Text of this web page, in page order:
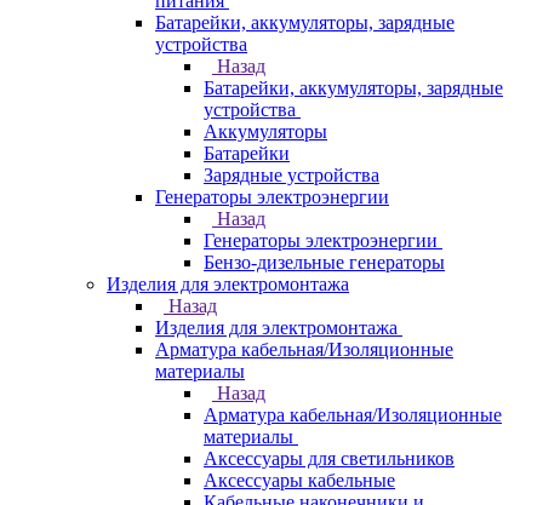
Батарейки, аккумуляторы, зарядные
устройства
Назад
Батарейки, аккумуляторы, зарядные
устройства
Аккумуляторы
Батарейки
Зарядные устройства
Генераторы электроэнергии
Назад
Генераторы электроэнергии
Бензо-дизельные генераторы
Изделия для электромонтажа
Назад
Изделия для электромонтажа
Арматура кабельная/Изоляционные
материалы
Назад
Арматура кабельная/Изоляционные
материалы
Аксессуары для светильников
Аксессуары кабельные